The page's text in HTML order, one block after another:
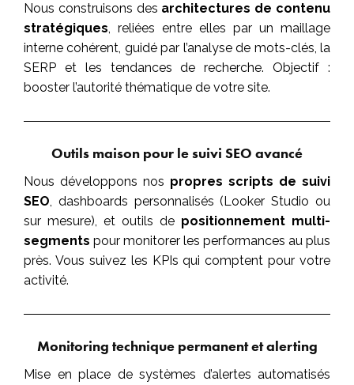
Nous construisons des architectures de contenu
stratégiques, reliées entre elles par un maillage
interne cohérent, guidé par l’analyse de mots-clés, la
SERP et les tendances de recherche. Objectif :
booster l’autorité thématique de votre site.
Outils maison pour le suivi SEO avancé
Nous développons nos propres scripts de suivi
SEO, dashboards personnalisés (Looker Studio ou
sur mesure), et outils de positionnement multi-
segments pour monitorer les performances au plus
près. Vous suivez les KPIs qui comptent pour votre
activité.
Monitoring technique permanent et alerting
Mise en place de systèmes d’alertes automatisés